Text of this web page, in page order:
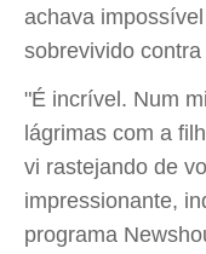
achava
sobrevivido
"É incrível. Num
lágrimas com a
vi rastejando de
impressionante,
programa